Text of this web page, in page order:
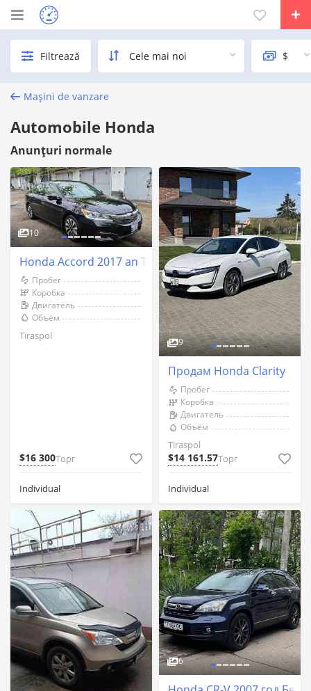
Filtrează
Mașini de vanzare
Automobile Honda
Anunțuri normale
10
Honda Accord 2017 an Tiraspol
Пробег
Коробка
Двигатель
Объём
Tiraspol
$16 300Торг
Individual
9
Продам Honda Clarity
Пробег
Коробка
Двигатель
Объём
Tiraspol
$14 161.57Торг
Individual
6